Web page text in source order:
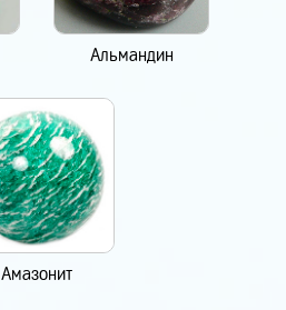
Альмандин
Амазонит